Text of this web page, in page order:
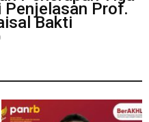
Penjelasan Prof.
Bakti